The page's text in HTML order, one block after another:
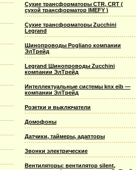
Сухие трансформаторы CTR, CRT (
сухой трансформатор IMEFY )
Сухие трансформаторы Zucchini
Legrand
Шинопроводы Pogliano компании
ЭлТрейд
Legrand Шинопроводы Zucchini
компании ЭлТрейд
Интеллектуальные системы knx eib —
компании ЭлТрейд
Розетки и выключатели
Домофоны
Датчики, таймеры, адапторы
Звонки электрические
Вентиляторы: вентилятор silent,